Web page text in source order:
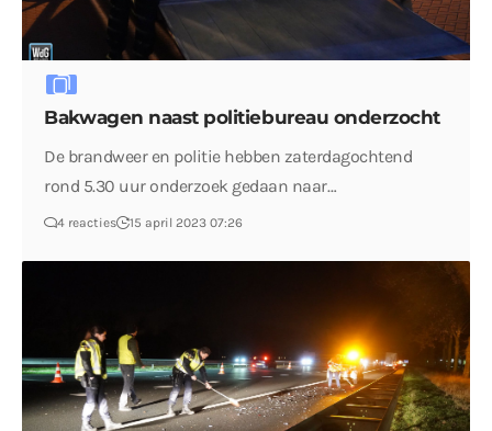
Bakwagen naast politiebureau onderzocht
De brandweer en politie hebben zaterdagochtend
rond 5.30 uur onderzoek gedaan naar…
4 reacties 15 april 2023 07:26